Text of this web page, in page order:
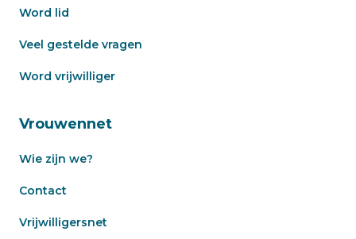
Word lid
Veel gestelde vragen
Word vrijwilliger
Vrouwennet
Wie zijn we?
Contact
Vrijwilligersnet